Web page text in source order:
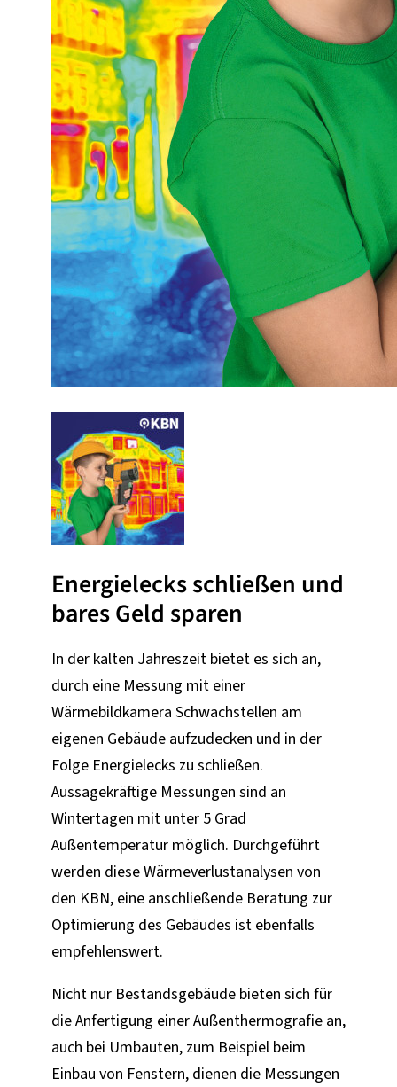
Energielecks schließen und
bares Geld sparen
In der kalten Jahreszeit bietet es sich an,
durch eine Messung mit einer
Wärmebildkamera Schwachstellen am
eigenen Gebäude aufzudecken und in der
Folge Energielecks zu schließen.
Aussagekräftige Messungen sind an
Wintertagen mit unter 5 Grad
Außentemperatur möglich. Durchgeführt
werden diese Wärmeverlustanalysen von
den KBN, eine anschließende Beratung zur
Optimierung des Gebäudes ist ebenfalls
empfehlenswert.
Nicht nur Bestandsgebäude bieten sich für
die Anfertigung einer Außenthermografie an,
auch bei Umbauten, zum Beispiel beim
Einbau von Fenstern, dienen die Messungen